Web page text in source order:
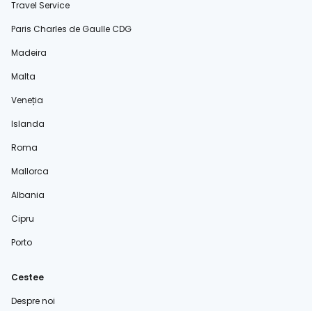
Travel Service
Paris Charles de Gaulle CDG
Madeira
Malta
Veneția
Islanda
Roma
Mallorca
Albania
Cipru
Porto
Cestee
Despre noi